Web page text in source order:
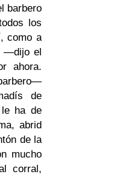
barbero
los
como a
—dijo el
ahora.
de
ha de
abrid
de la
mucho
corral,